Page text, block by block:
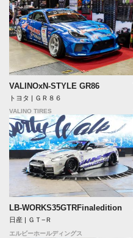
VALINOxN-STYLE GR86
トヨタ | ＧＲ８６
VALINO TIRES
LB-WORKS35GTRFinaledition
日産 | ＧＴ−Ｒ
エルビーホールディングス